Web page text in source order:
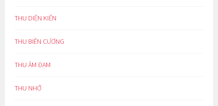
THU DIỆN KIẾN
THU BIÊN CƯƠNG
THU ẢM ĐẠM
THU NHỚ